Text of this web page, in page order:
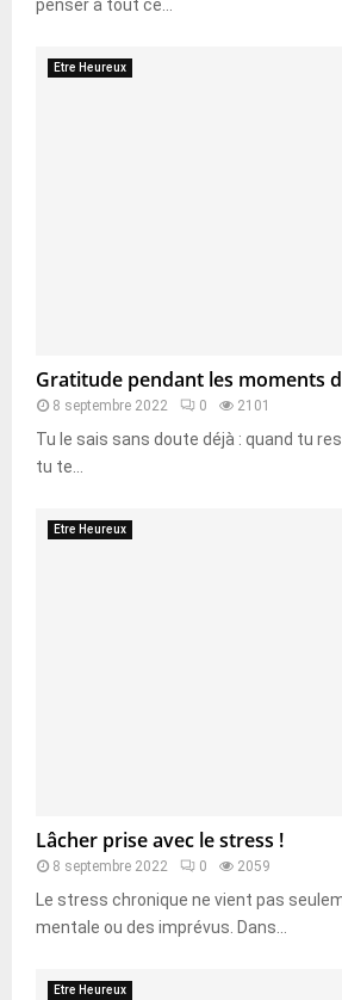
penser à tout ce...
Etre Heureux
Gratitude pendant les moments
8 septembre 2022 0 2101
Tu le sais sans doute déjà : quand tu
tu te...
Etre Heureux
Lâcher prise avec le stress !
8 septembre 2022 0 2059
Le stress chronique ne vient pas
mentale ou des imprévus. Dans...
Etre Heureux